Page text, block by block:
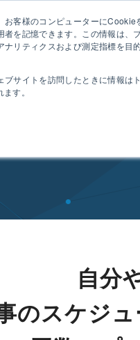
お客様のコンピューターに
者を記憶できます。この情報は
ナリティクスおよび測定指標を目
ブサイトを訪問したときに情報
す。
にわかる工数・プロジェクト管理ツー
自分
のスケジ